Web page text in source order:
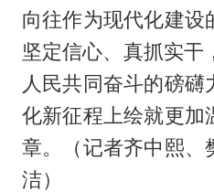
向往作为现代化建设
坚定信心、真抓实干
人民共同奋斗的磅
化新征程上绘就更加
章。（记者齐中熙、
洁）